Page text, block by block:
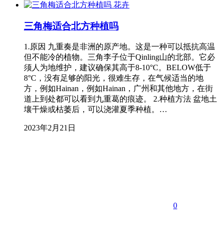
花卉
三角梅适合北方种植吗
1.原因 九重奏是非洲的原产地。这是一种可以抵抗高温
但不能冷的植物。三角李子位于Qinling山的北部。它必
须人为地维护，建议确保其高于8-10°C。BELOW低于
8°C，没有足够的阳光，很难生存，在气候适当的地
方，例如Hainan，例如Hainan，广州和其他地方，在街
道上到处都可以看到九重葛的痕迹。 2.种植方法 盆地土
壤干燥或枯萎后，可以浇灌夏季种植。…
2023年2月21日
0